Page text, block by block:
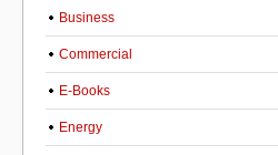
Business
Commercial
E-Books
Energy